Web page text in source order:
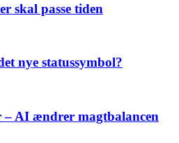
skal passe tiden
nye statussymbol?
– AI ændrer magtbalancen